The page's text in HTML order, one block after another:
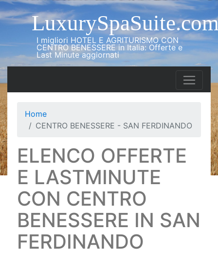
I migliori HOTEL E AGRITURISMO CON
CENTRO BENESSERE in Italia: Offerte e
Last Minute aggiornati
Home
CENTRO BENESSERE - SAN FERDINANDO
ELENCO OFFERTE
E LASTMINUTE
CON CENTRO
BENESSERE IN SAN
FERDINANDO